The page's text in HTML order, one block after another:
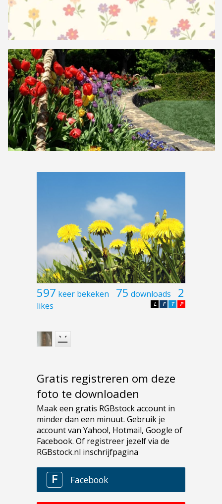
597 keer bekeken 75 downloads 2
likes P
T
F
L
Gratis registreren om deze
foto te downloaden